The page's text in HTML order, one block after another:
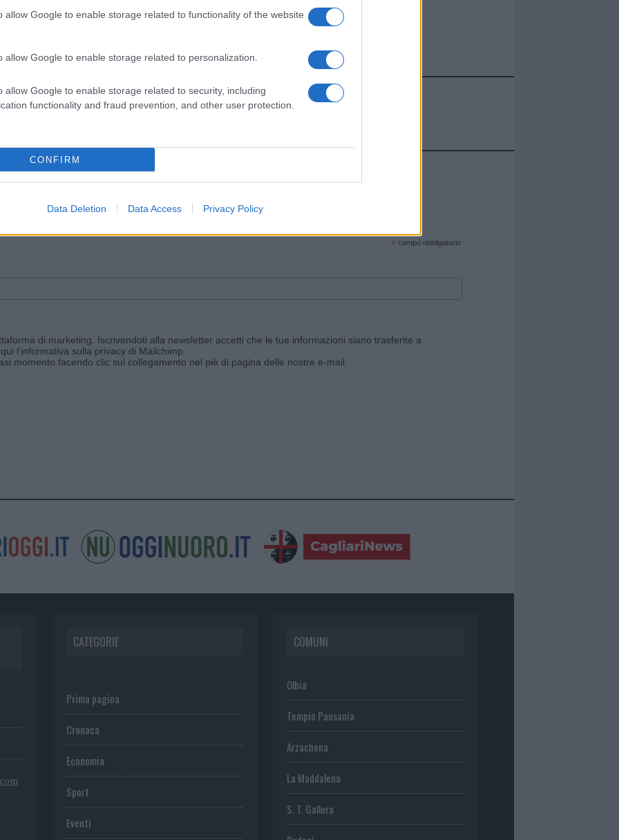
allow Google to enable storage related to functionality of the website
allow Google to enable storage related to personalization.
allow Google to enable storage related to security, including
functionality and fraud prevention, and other user protection.
CONFIRM
Data Deletion Data Access Privacy Policy
Prossimo articolo
Invia un Comunicato Stampa|Pubblicità|Segnala
e ricevi le nostre email periodiche contenenti le ultime notizie pubblicate sul sito web!
* campo obbligatorio
di marketing. Iscrivendoti alla newsletter accetti che le tue informazioni siano trasferite a
l'informativa sulla privacy di Mailchimp
momento facendo clic sul collegamento nel piè di pagina delle nostre e-mail.
CATEGORIE
Prima pagina
Cronaca
Economia
Sport
Eventi
COMUNI
Olbia
Tempio Pausania
Arzachena
La Maddalena
S. T. Gallura